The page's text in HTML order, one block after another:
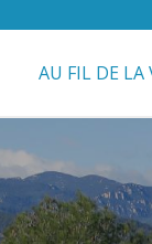
AU FIL DE LA